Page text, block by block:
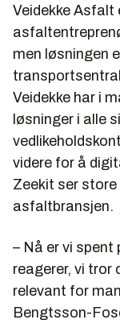
Veidekke
men løsningen
Veidekke har i
løsninger i alle
videre for å
Zeekit ser
asfaltbransjen.
– Nå er vi spent
reagerer, vi tror
relevant for
Bengtsson-